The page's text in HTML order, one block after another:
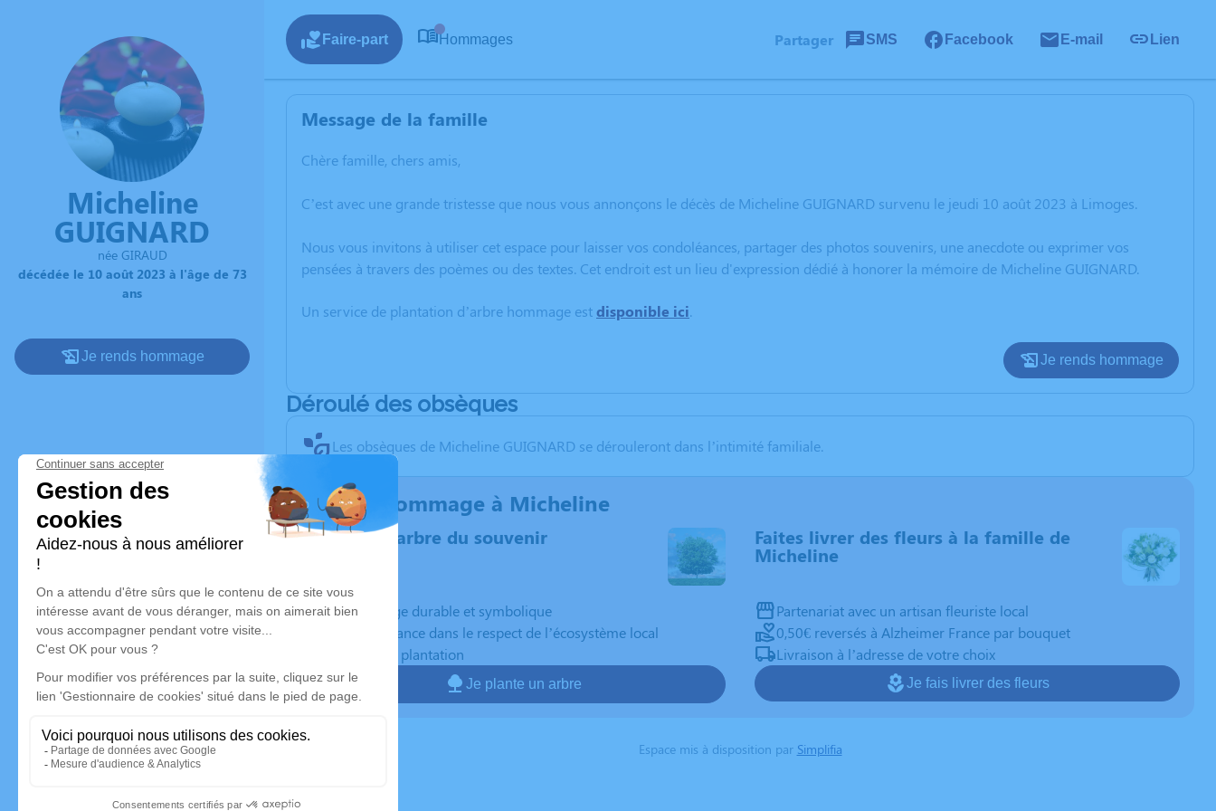
Micheline
GUIGNARD
née GIRAUD
décédée le 10 août 2023 à l'âge de 73
ans
Je rends hommage
Faire-part Hommages Partager SMS Facebook E-mail Lien
Message de la famille
Chère famille, chers amis,
C’est avec une grande tristesse que nous vous annonçons le décès de Micheline GUIGNARD survenu le jeudi 10 août 2023 à Limoges.
Nous vous invitons à utiliser cet espace pour laisser vos condoléances, partager des photos souvenirs, une anecdote ou exprimer vos
pensées à travers des poèmes ou des textes. Cet endroit est un lieu d'expression dédié à honorer la mémoire de Micheline GUIGNARD.
Un service de plantation d’arbre hommage estdisponible ici.
Je rends hommage
Déroulé des obsèques
Les obsèques de Micheline GUIGNARD se dérouleront dans l’intimité familiale.
Rendez hommage à Micheline
Plantez un arbre du souvenir
Un hommage durable et symbolique
Planté en France dans le respect de l’écosystème local
Certificat de plantation
Je plante un arbre
Faites livrer des fleurs à la famille de
Micheline
Partenariat avec un artisan fleuriste local
0,50€ reversés à Alzheimer France par bouquet
Livraison à l’adresse de votre choix
Je fais livrer des fleurs
Espace mis à disposition par Simplifia